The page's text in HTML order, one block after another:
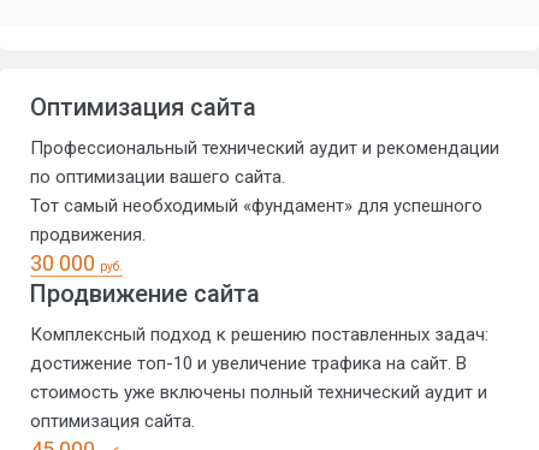
Оптимизация сайта
Профессиональный технический аудит и рекомендации
по оптимизации вашего сайта.
Тот самый необходимый «фундамент» для успешного
продвижения.
30 000 руб.
Продвижение сайта
Комплексный подход к решению поставленных задач:
достижение топ-10 и увеличение трафика на сайт. В
стоимость уже включены полный технический аудит и
оптимизация сайта.